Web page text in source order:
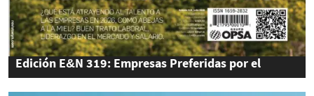
Edición E&N 319: Empresas Preferidas por el
Talento 2026